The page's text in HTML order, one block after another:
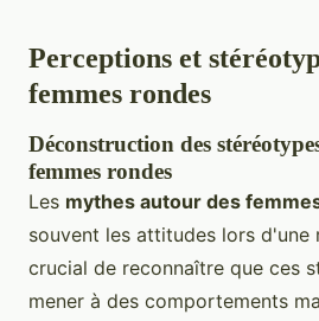
Perceptions et
femmes rondes
Déconstruction des
femmes rondes
Les mythes autour des
souvent les attitudes lors d'une
crucial de reconnaître que ces
mener à des comportements